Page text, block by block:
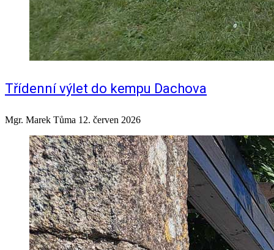
Třídenní výlet do kempu Dachova
Mgr. Marek Tůma 12. červen 2026